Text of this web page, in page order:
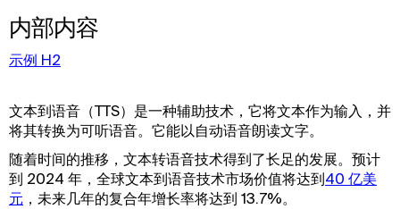
内部内容
示例 H2
文本到语音（TTS）是一种辅助技术，它将文本作为输入，并
将其转换为可听语音。它能以自动语音朗读文字。
随着时间的推移，文本转语音技术得到了长足的发展。预计
到 2024 年，全球文本到语音技术市场价值将达到40 亿美
元 ，未来几年的复合年增长率将达到 13.7%。